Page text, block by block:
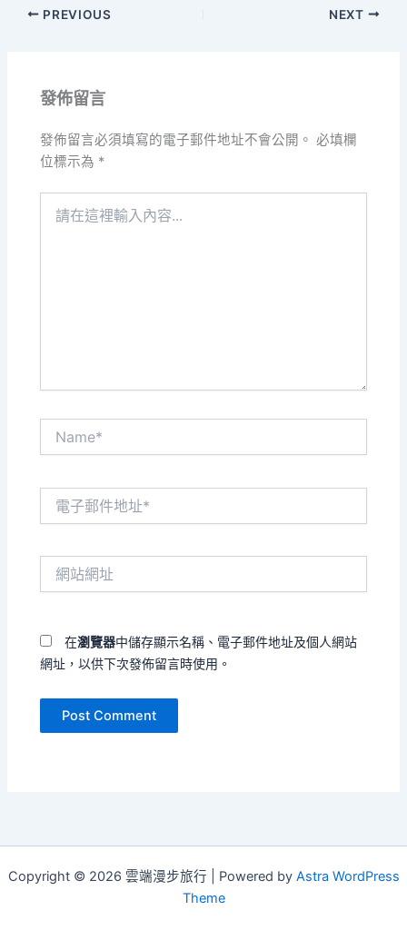
PREVIOUS NEXT
發佈留言
發佈留言必須填寫的電子郵件地址不會公開。 必填欄
位標示為 *
在瀏覽器中儲存顯示名稱、電子郵件地址及個人網站
網址，以供下次發佈留言時使用。
Copyright © 2026 雲端漫步旅行 | Powered by Astra WordPress
Theme